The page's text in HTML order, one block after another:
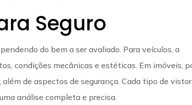
Seguro
do bem a ser avaliado. Para veículos, a
condições mecânicas e estéticas. Em imóveis,
de aspectos de segurança. Cada tipo de
análise completa e precisa.